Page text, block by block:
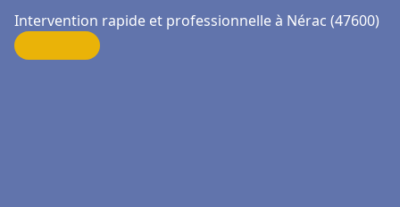
Intervention rapide et professionnelle à Nérac (47600)